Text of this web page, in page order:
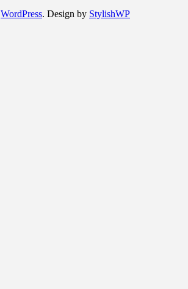
WordPress. Design by StylishWP